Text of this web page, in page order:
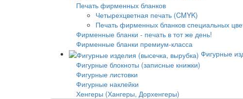
Печать фирменных бланков
Четырехцветная печать (CMYK)
Печать фирменных бланков специальных
Фирменные бланки - печать в тот же день!
Фирменные бланки премиум-класса
Фигурные
Фигурные блокноты (записные книжки)
Фигурные листовки
Фигурные наклейки
Хенгеры (Хангеры, Дорхенгеры)